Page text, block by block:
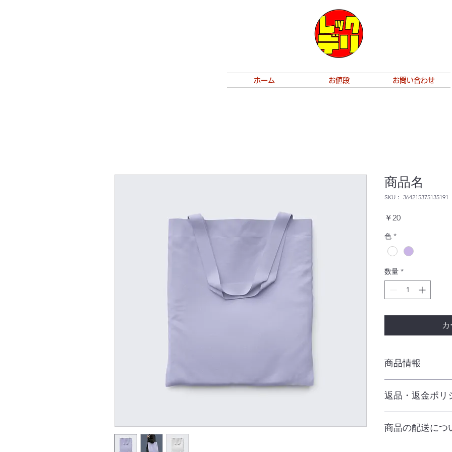
ホーム お値段 お問い合わせ
商品名
SKU： 364215375135191
￥20価
色 *
数量 *
商品情報
明に加え、商品の特
返品・返金ポリ
満足しなかった場合
商品の配送につ